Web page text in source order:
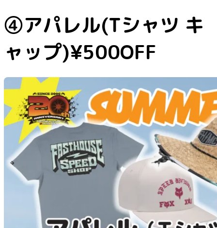
④アパレル(Tシャツ キ
ャップ)¥500OFF